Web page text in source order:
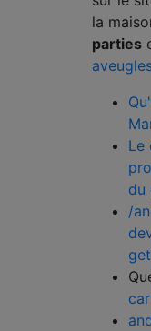
la
parties
Le
du
/